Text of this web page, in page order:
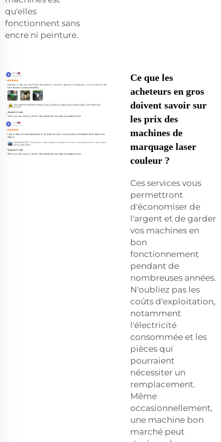
qu'elles
fonctionnent sans
encre ni peinture.
Ce que les
acheteurs en gros
doivent savoir sur
les prix des
machines de
marquage laser
couleur ?
Ces services vous
permettront
d'économiser de
l'argent et de garder
vos machines en
bon
fonctionnement
pendant de
nombreuses années.
N'oubliez pas les
coûts d'exploitation,
notamment
l'électricité
consommée et les
pièces qui
pourraient
nécessiter un
remplacement.
Même
occasionnellement,
une machine bon
marché peut